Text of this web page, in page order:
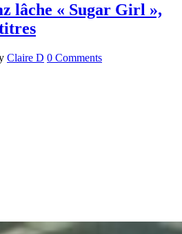
lâche « Sugar Girl »,
Claire D 0 Comments